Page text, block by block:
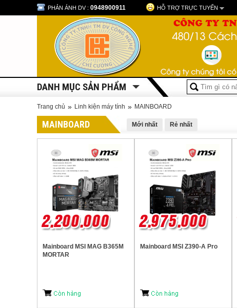
PHẢN ÁNH DV : 0948900911 HỖ TRỢ TRỰC TUYẾN
DANH MỤC SẢN PHẨM
Trang chủ » Linh kiện máy tính » MAINBOARD
MAINBOARD Mới nhất Rẻ nhất
Mainboard MSI MAG B365M
MORTAR
Mainboard MSI Z390-A Pro